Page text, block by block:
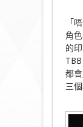
「
角
的
都
三